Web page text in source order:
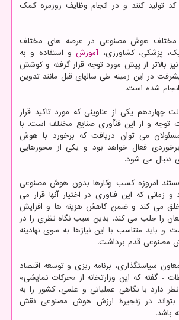
تولید کنند و در انجام وظایف روزمره کمک
مختلف هوش مصنوعی در عرصه های مختلف
پزشکی، کشاورزی، آموزشو استفاده و به
بالاتر از پیش مورد توجه قرار گرفته و کوشش
در این زمینه طی سالهای قبل مانند تدوین
شده است.
چهاردهم یکی از عناوینی که مورد تاکید قرار
توجه و از این فنآوری صنایع مختلف است. با
می توان دریافت که برخورد با هوش
فعال خواهد بود و یکی از محورهایی
می شود.
امروزه کسب وکارها بدون هوش مصنوعی
و زمانی که این فناوری در اختیار آنها قرار می
خلق می کند و ضمن کاهش هزینه ها و افزایش
را جلب می کند. بدین سبب نگاه نظری را در
و باید متناسب با این نیازها به سوی نهادینه
مصنوعی قدم برداشت.
سیاستگذاری، برنامه ریزی و توسعه اقتصاد
- گفته که این وزارتخانه از «حرکات نمایشی»
دارد با نگاهی عملیاتی و علمی، کشور را به
بتواند در زنجیرهٔ ارزش هوش مصنوعی نقش
باشد.